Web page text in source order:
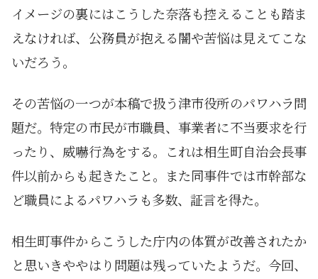
イメージの裏にはこうした奈落も控えることも踏ま
えなければ、公務員が抱える闇や苦悩は見えてこな
いだろう。
その苦悩の一つが本稿で扱う津市役所のパワハラ問
題だ。特定の市民が市職員、事業者に不当要求を行
ったり、威嚇行為をする。これは相生町自治会長事
件以前からも起きたこと。また同事件では市幹部な
ど職員によるパワハラも多数、証言を得た。
相生町事件からこうした庁内の体質が改善されたか
と思いきややはり問題は残っていたようだ。今回、